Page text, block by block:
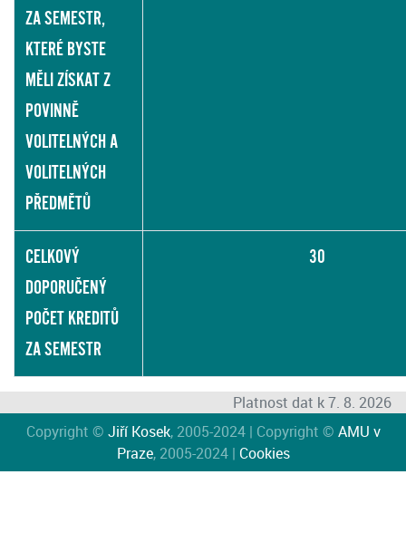
ZA SEMESTR,
KTERÉ BYSTE
MĚLI ZÍSKAT Z
POVINNĚ
VOLITELNÝCH A
VOLITELNÝCH
PŘEDMĚTŮ
CELKOVÝ
DOPORUČENÝ
POČET KREDITŮ
ZA SEMESTR
30
Platnost dat k 7. 8. 2026
Copyright © Jiří Kosek, 2005-2024 | Copyright © AMU v
Praze, 2005-2024 | Cookies